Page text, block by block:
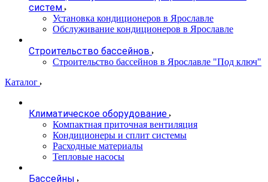
систем
Установка кондиционеров в Ярославле
Обслуживание кондиционеров в Ярославле
Строительство бассейнов
Строительство бассейнов в Ярославле "Под ключ"
Каталог
Климатическое оборудование
Компактная приточная вентиляция
Кондиционеры и сплит системы
Расходные материалы
Тепловые насосы
Бассейны